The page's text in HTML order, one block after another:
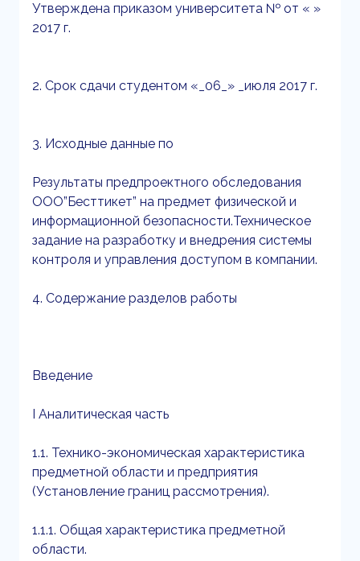
Утверждена приказом университета № от « »
2017 г.
2. Срок сдачи студентом «_06_» _июля 2017 г.
3. Исходные данные по
Результаты предпроектного обследования
ООО”Бесттикет” на предмет физической и
информационной безопасности.Техническое
задание на разработку и внедрения системы
контроля и управления доступом в компании.
4. Содержание разделов работы
Введение
I Аналитическая часть
1.1. Технико-экономическая характеристика
предметной области и предприятия
(Установление границ рассмотрения).
1.1.1. Общая характеристика предметной
области.